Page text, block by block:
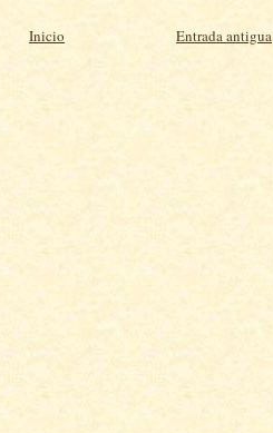
Entrada antigua
Inicio